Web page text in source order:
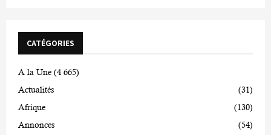
CATÉGORIES
A la Une (4 665)
Actualités
(31)
Afrique
(130)
Annonces
(54)